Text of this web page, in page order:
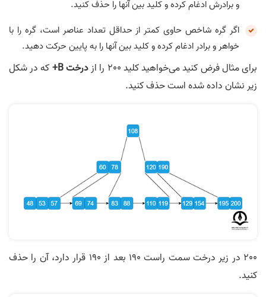
و برادرش ادغام کرده و کلید بین آنها را حذف کنید.
اگر گره شاخص حاوی کمتر از حداقل تعداد عناصر است، گره را با
خواهر و برادر ادغام کرده و کلید بین آنها را به پایین حرکت دهید.
برای مثال فرض کنید می‌خواهید کلید 200 را از درخت B+
که در شکل
زیر نشان داده شده است حذف کنید.
200 در زیر درخت سمت راست 190 بعد از 190 قرار دارد، آن را حذف
کنید.